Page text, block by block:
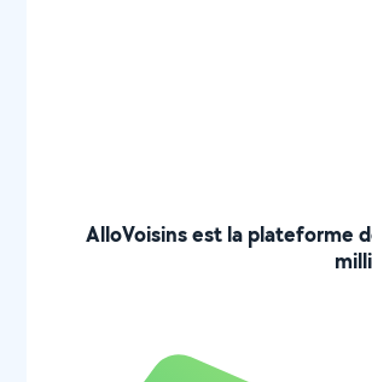
AlloVoisins est la plateforme